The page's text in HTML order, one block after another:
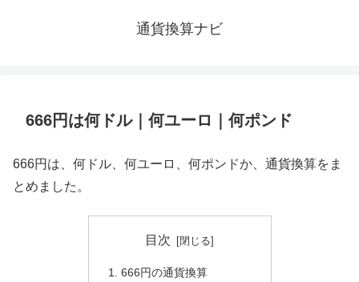
通貨換算ナビ
666円は何ドル｜何ユーロ｜何ポンド
666円は、何ドル、何ユーロ、何ポンドか、通貨換算をま
とめました。
目次
666円の通貨換算